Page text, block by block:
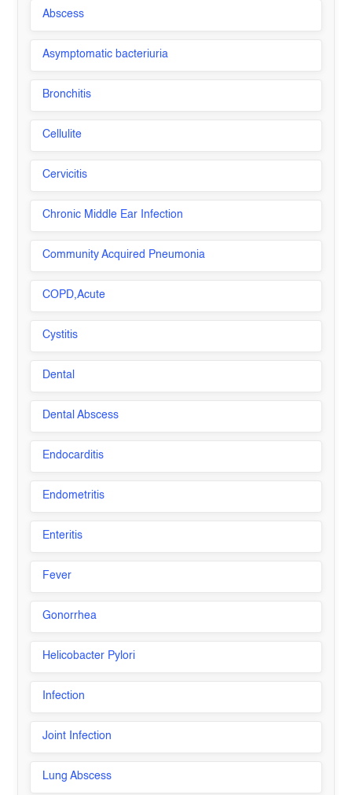
Abscess
Asymptomatic bacteriuria
Bronchitis
Cellulite
Cervicitis
Chronic Middle Ear Infection
Community Acquired Pneumonia
COPD,Acute
Cystitis
Dental
Dental Abscess
Endocarditis
Endometritis
Enteritis
Fever
Gonorrhea
Helicobacter Pylori
Infection
Joint Infection
Lung Abscess